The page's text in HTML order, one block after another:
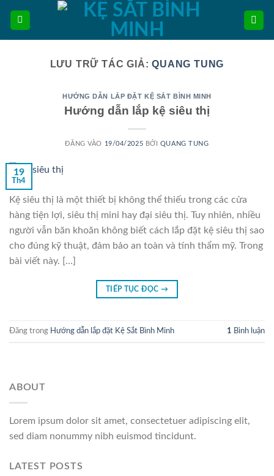
LƯU TRỮ TÁC GIẢ:QUANG TUNG
HƯỚNG DẪN LẮP ĐẶT KỆ SẮT BÌNH MINH
Hướng dẫn lắp kệ siêu thị
ĐĂNG VÀO 19/04/2025 BỞI QUANG TUNG
19
Th4
Kệ siêu thị là một thiết bị không thể thiếu trong các cửa
hàng tiện lợi, siêu thị mini hay đại siêu thị. Tuy nhiên, nhiều
người vẫn băn khoăn không biết cách lắp đặt kệ siêu thị sao
cho đúng kỹ thuật, đảm bảo an toàn và tính thẩm mỹ. Trong
bài viết này. […]
TIẾP TỤC ĐỌC →
Đăng trong Hướng dẫn lắp đặt Kệ Sắt Bình Minh 1 Bình luận
ABOUT
Lorem ipsum dolor sit amet, consectetuer adipiscing elit,
sed diam nonummy nibh euismod tincidunt.
LATEST POSTS